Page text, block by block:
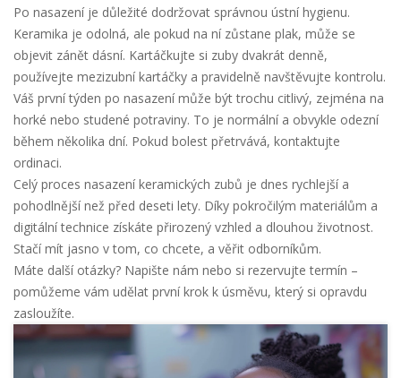
Po nasazení je důležité dodržovat správnou ústní hygienu.
Keramika je odolná, ale pokud na ní zůstane plak, může se
objevit zánět dásní. Kartáčkujte si zuby dvakrát denně,
používejte mezizubní kartáčky a pravidelně navštěvujte kontrolu.
Váš první týden po nasazení může být trochu citlivý, zejména na
horké nebo studené potraviny. To je normální a obvykle odezní
během několika dní. Pokud bolest přetrvává, kontaktujte
ordinaci.
Celý proces nasazení keramických zubů je dnes rychlejší a
pohodlnější než před deseti lety. Díky pokročilým materiálům a
digitální technice získáte přirozený vzhled a dlouhou životnost.
Stačí mít jasno v tom, co chcete, a věřit odborníkům.
Máte další otázky? Napište nám nebo si rezervujte termín –
pomůžeme vám udělat první krok k úsměvu, který si opravdu
zasloužíte.